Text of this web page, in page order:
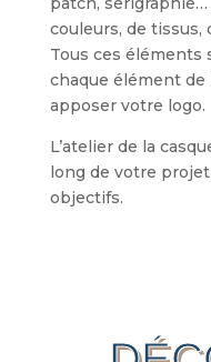
couleurs, de tissus,
Tous ces
chaque élément
apposer votre logo.
L’atelier de la
long de votre
objectifs.